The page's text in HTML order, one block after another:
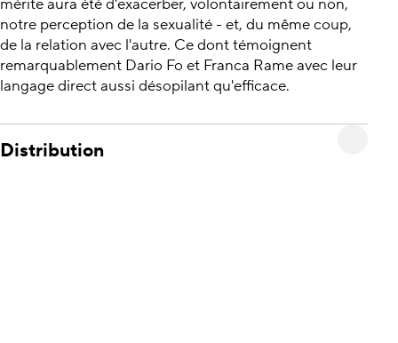
mérite aura été d'exacerber, volontairement ou non,
notre perception de la sexualité - et, du même coup,
de la relation avec l'autre. Ce dont témoignent
remarquablement Dario Fo et Franca Rame avec leur
langage direct aussi désopilant qu'efficace.
Distribution